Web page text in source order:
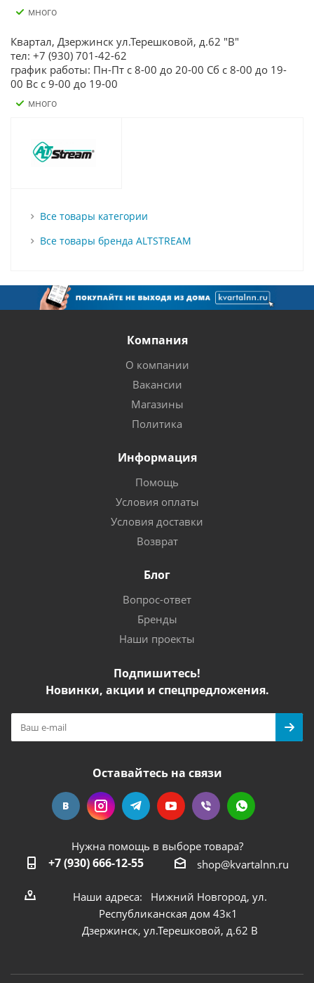
Много
Квартал, Дзержинск ул.Терешковой, д.62 "В"
тел: +7 (930) 701-42-62
график работы: Пн-Пт с 8-00 до 20-00 Сб с 8-00 до 19-
00 Вс с 9-00 до 19-00
Много
Все товары категории
Все товары бренда ALTSTREAM
Компания
О компании
Вакансии
Магазины
Политика
Информация
Помощь
Условия оплаты
Условия доставки
Возврат
Блог
Вопрос-ответ
Бренды
Наши проекты
Подпишитесь!
Новинки, акции и спецпредложения.
Оставайтесь на связи
Нужна помощь в выборе товара?
+7 (930) 666-12-55 shop@kvartalnn.ru
Наши адреса: Нижний Новгород, ул.
Республиканская дом 43к1
Дзержинск, ул.Терешковой, д.62 В